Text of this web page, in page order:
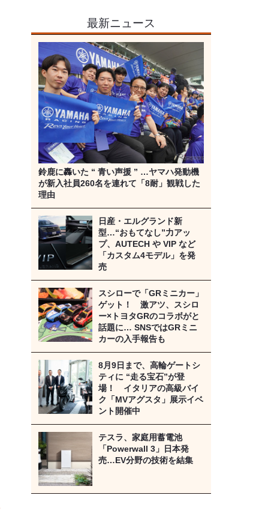
最新ニュース
鈴鹿に轟いた “ 青い声援 ” …ヤマハ発動機
が新入社員260名を連れて「8耐」観戦した
理由
日産・エルグランド新
型…“おもてなし”力アッ
プ、AUTECH や VIP など
「カスタム4モデル」を発
売
スシローで「GRミニカー」
ゲット！ 激アツ、スシロ
ー×トヨタGRのコラボがと
話題に… SNSではGRミニ
カーの入手報告も
8月9日まで、高輪ゲートシ
ティに “走る宝石”が登
場！ イタリアの高級バイ
ク「MVアグスタ」展示イベ
ント開催中
テスラ、家庭用蓄電池
「Powerwall 3」日本発
売…EV分野の技術を結集